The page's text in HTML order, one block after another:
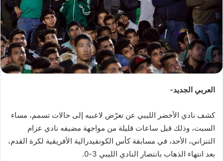
د
ا
ل
ك
ت
ن
العربي الجديد-
كشف نادي الأخضر الليبي عن تعرّض لاعبيه إلى حالات تسمم، مساء
السبت، وذلك قبل ساعات قليلة من مواجهة مضيفه نادي عزام
التنزاني، الأحد، في مسابقة كأس الكونفيدرالية الأفريقية لكرة القدم،
بعد انتهاء الذهاب بانتصار النادي الليبي 3-0.